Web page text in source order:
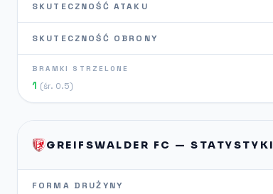
SKUTECZNOŚĆ ATAKU
SKUTECZNOŚĆ OBRONY
BRAMKI STRZELONE
1 (śr. 0.5)
GREIFSWALDER FC — STATYSTYKI
FORMA DRUŻYNY